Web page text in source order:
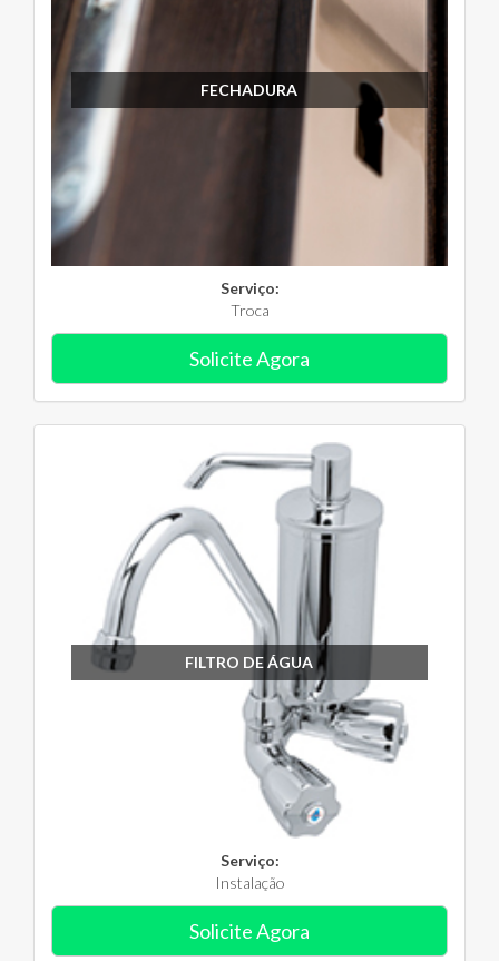
FECHADURA
Serviço:
Troca
Solicite Agora
FILTRO DE ÁGUA
Serviço:
Instalação
Solicite Agora